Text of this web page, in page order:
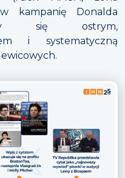
kampanię Donalda
się ostrym,
i systematyczną